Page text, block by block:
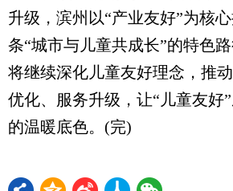
升级，滨州以“产业友好”为核
条“城市与儿童共成长”的特色
将继续深化儿童友好理念，推
优化、服务升级，让“儿童友好
的温暖底色。(完)